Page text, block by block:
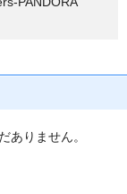
ありません。